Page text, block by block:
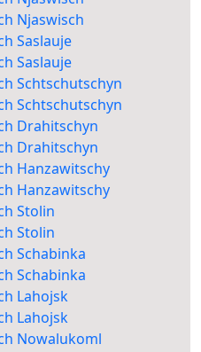
Njaswisch
Saslauje
Saslauje
Schtschutschyn
Schtschutschyn
Drahitschyn
Drahitschyn
Hanzawitschy
Hanzawitschy
Stolin
Stolin
Schabinka
Schabinka
Lahojsk
Lahojsk
Nowalukoml